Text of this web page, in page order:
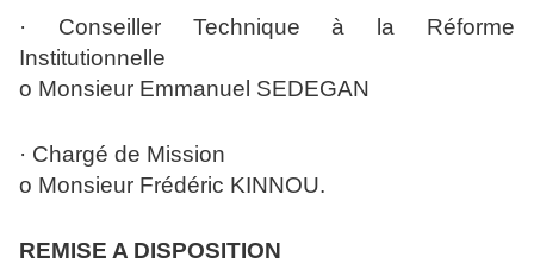
· Conseiller Technique à la Réforme
Institutionnelle
o Monsieur Emmanuel SEDEGAN
· Chargé de Mission
o Monsieur Frédéric KINNOU.
REMISE A DISPOSITION